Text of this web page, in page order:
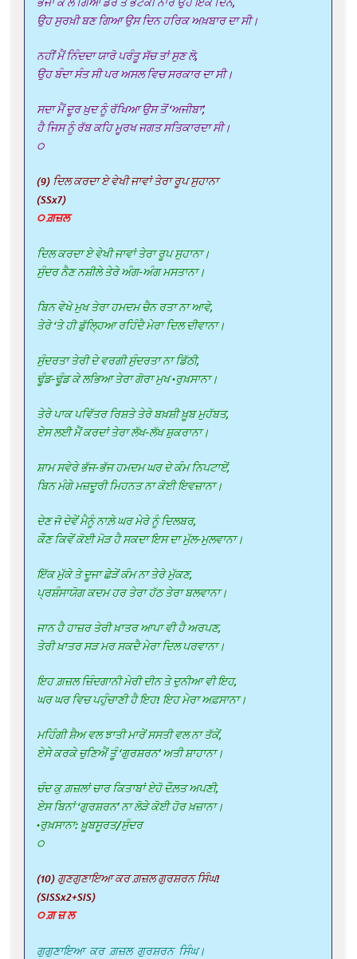
ਉਹ ਸੁਰਖ਼ੀ ਬਣ ਗਿਆ ਉਸ ਦਿਨ ਹਰਿਕ ਅਖ਼ਬਾਰ ਦਾ ਸੀ।
ਨਹੀਂ ਮੈਂ ਨਿੰਦਦਾ ਯਾਰੋ ਪਰੰਤੂ ਸੱਚ ਤਾਂ ਸੁਣ ਲੋ,
ਉਹ ਬੰਦਾ ਸੰਤ ਸੀ ਪਰ ਅਸਲ ਵਿਚ ਸਰਕਾਰ ਦਾ ਸੀ।
ਸਦਾ ਮੈਂ ਦੂਰ ਖ਼ੁਦ ਨੂੰ ਰੱਖਿਆ ਉਸ ਤੋਂ ‘ਅਜੀਬਾ’,
ਹੈ ਜਿਸ ਨੂੰ ਰੱਬ ਕਹਿ ਮੂਰਖ ਜਗਤ ਸਤਿਕਾਰਦਾ ਸੀ।
੦
(9) ਦਿਲ ਕਰਦਾ ਏ ਵੇਖੀ ਜਾਵਾਂ ਤੇਰਾ ਰੂਪ ਸੁਹਾਨਾ
(SSx7)
੦ ਗ਼ਜ਼ਲ
ਦਿਲ ਕਰਦਾ ਏ ਵੇਖੀ ਜਾਵਾਂ ਤੇਰਾ ਰੂਪ ਸੁਹਾਨਾ।
ਸੁੰਦਰ ਨੈਣ ਨਸ਼ੀਲੇ ਤੇਰੇ ਅੰਗ-ਅੰਗ ਮਸਤਾਨਾ।
ਬਿਨ ਵੇਖੇ ਮੁਖ ਤੇਰਾ ਹਮਦਮ ਚੈਨ ਰਤਾ ਨਾ ਆਵੇ,
ਤੇਰੇ ‘ਤੇ ਹੀ ਡੁੱਲ੍ਹਿਆ ਰਹਿੰਦੈ ਮੇਰਾ ਦਿਲ ਦੀਵਾਨਾ।
ਸੁੰਦਰਤਾ ਤੇਰੀ ਦੇ ਵਰਗੀ ਸੁੰਦਰਤਾ ਨਾ ਡਿੱਠੀ,
ਢੂੰਡ-ਢੂੰਡ ਕੇ ਲਭਿਆ ਤੇਰਾ ਗੋਰਾ ਮੁਖ •ਰੁਖ਼ਸਾਨਾ।
ਤੇਰੇ ਪਾਕ ਪਵਿੱਤਰ ਰਿਸ਼ਤੇ ਤੇਰੇ ਬਖ਼ਸ਼ੀ ਖ਼ੂਬ ਮੁਹੱਬਤ,
ਏਸ ਲਈ ਮੈਂ ਕਰਦਾਂ ਤੇਰਾ ਲੱਖ-ਲੱਖ ਸ਼ੁਕਰਾਨਾ।
ਸ਼ਾਮ ਸਵੇਰੇ ਭੱਜ-ਭੱਜ ਹਮਦਮ ਘਰ ਦੇ ਕੰਮ ਨਿਪਟਾਏਂ,
ਬਿਨ ਮੰਗੇ ਮਜ਼ਦੂਰੀ ਮਿਹਨਤ ਨਾ ਕੋਈ ਇਵਜ਼ਾਨਾ।
ਦੇਣ ਜੋ ਦੇਵੇਂ ਮੈਨੂੰ ਨਾਲ਼ੇ ਘਰ ਮੇਰੇ ਨੂੰ ਦਿਲਬਰ,
ਕੌਣ ਕਿਵੇਂ ਕੋਈ ਮੋੜ ਹੈ ਸਕਦਾ ਇਸ ਦਾ ਮੁੱਲ-ਮੁਲਵਾਨਾ।
ਇੱਕ ਮੁੱਕੇ ਤੇ ਦੂਜਾ ਛੇੜੇਂ ਕੰਮ ਨਾ ਤੇਰੇ ਮੁੱਕਣ,
ਪ੍ਰਸ਼ੰਸਾਯੋਗ ਕਦਮ ਹਰ ਤੇਰਾ ਹੱਠ ਤੇਰਾ ਬਲਵਾਨਾ।
ਜਾਨ ਹੈ ਹਾਜ਼ਰ ਤੇਰੀ ਖ਼ਾਤਰ ਆਪਾ ਵੀ ਹੈ ਅਰਪਣ,
ਤੇਰੀ ਖ਼ਾਤਰ ਸੜ ਮਰ ਸਕਦੈ ਮੇਰਾ ਦਿਲ ਪਰਵਾਨਾ।
ਇਹ ਗ਼ਜ਼ਲ ਜ਼ਿੰਦਗਾਨੀ ਮੇਰੀ ਦੀਨ ਤੇ ਦੁਨੀਆ ਵੀ ਇਹ,
ਘਰ ਘਰ ਵਿਚ ਪਹੁੰਚਾਣੀ ਹੈ ਇਹ! ਇਹ ਮੇਰਾ ਅਫ਼ਸਾਨਾ।
ਮਹਿੰਗੀ ਸ਼ੈਅ ਵਲ ਝਾਤੀ ਮਾਰੇਂ ਸਸਤੀ ਵਲ ਨਾ ਤੱਕੇਂ,
ਏਸੇ ਕਰਕੇ ਚੁਣਿਐਂ ਤੂੰ ‘ਗੁਰਸ਼ਰਨ’ ਅਤੀ ਸ਼ਾਹਾਨਾ।
ਚੰਦ ਕੁ ਗ਼ਜ਼ਲਾਂ ਚਾਰ ਕਿਤਾਬਾਂ ਏਹੋ ਦੌਲ਼ਤ ਅਪਣੀ,
ਏਸ ਬਿਨਾਂ ‘ਗੁਰਸ਼ਰਨ’ ਨਾ ਲੋੜੇ ਕੋਈ ਹੋਰ ਖ਼ਜ਼ਾਨਾ।
•ਰੁਖ਼ਸਾਨਾ: ਖ਼ੂਬਸੂਰਤ/ਸੁੰਦਰ
੦
(10) ਗੁਣਗੁਣਾਇਆ ਕਰ ਗ਼ਜ਼ਲ ਗੁਰਸ਼ਰਨ ਸਿੰਘ!
(SISSx2+SIS)
੦ ਗ਼ ਜ਼ ਲ
ਗੁਗੁਣਾਇਆ ਕਰ ਗ਼ਜ਼ਲ ਗੁਰਸ਼ਰਨ ਸਿੰਘ।